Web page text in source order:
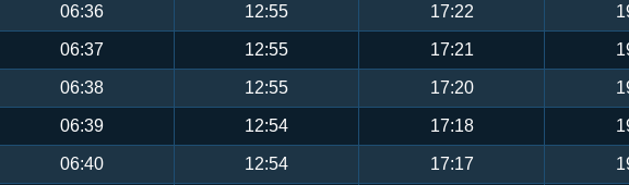
06:36 12:55 17:22
06:37 12:55 17:21
06:38 12:55 17:20
06:39 12:54 17:18
06:40 12:54 17:17